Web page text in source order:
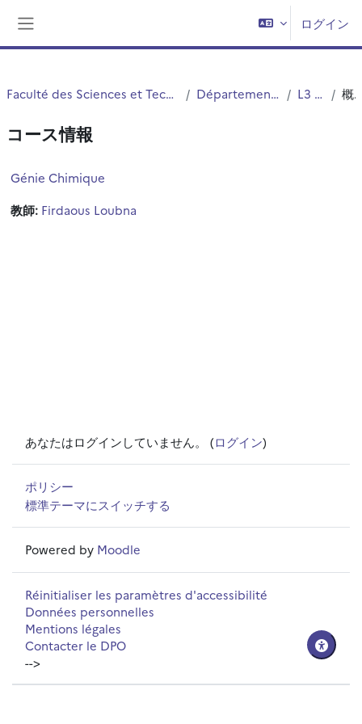
ログイン
Faculté des Sciences et Technologies (FST) Département Chimie L3 QEPI 概要
コース情報
Génie Chimique
教師: Firdaous Loubna
あなたはログインしていません。 (ログイン)
ポリシー
標準テーマにスイッチする
Powered by Moodle
Réinitialiser les paramètres d'accessibilité
Données personnelles
Mentions légales
Contacter le DPO
-->